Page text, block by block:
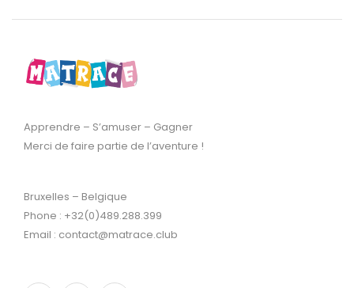
Apprendre – S’amuser – Gagner
Merci de faire partie de l’aventure !
Bruxelles – Belgique
Phone : +32(0)489.288.399
Email : contact@matrace.club